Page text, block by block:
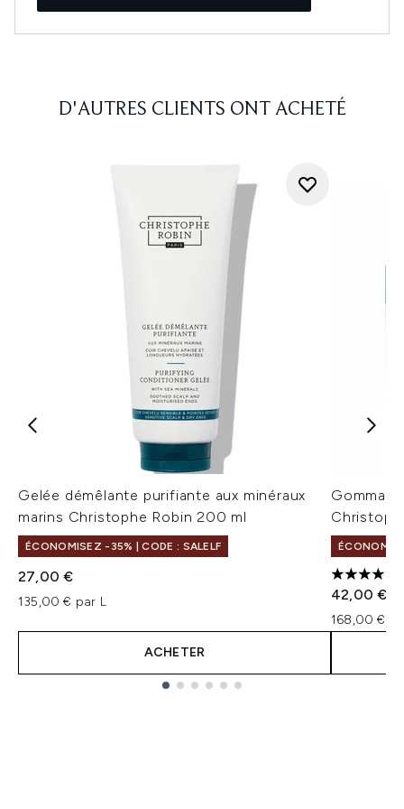
D'AUTRES CLIENTS ONT ACHETÉ
Gelée démêlante purifiante aux minéraux
marins Christophe Robin 200 ml
ÉCONOMISEZ -35% | CODE : SALELF
27,00 €
135,00 € par L
ACHETER
5 étoiles
42,00 €
168,00 €